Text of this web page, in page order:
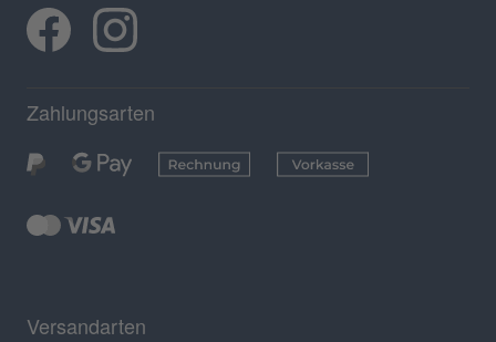
Zahlungsarten
Versandarten